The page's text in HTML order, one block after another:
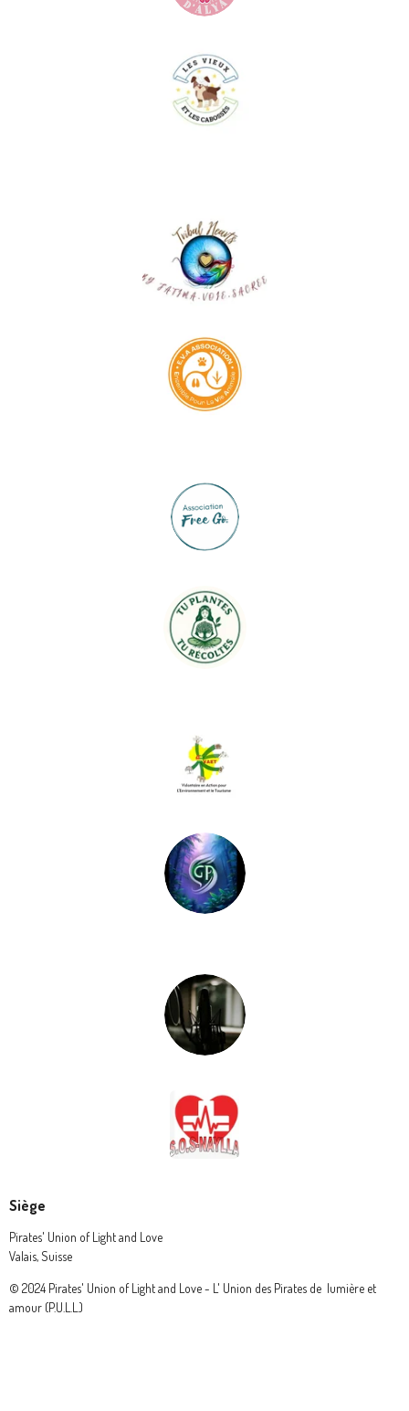
Siège
Pirates' Union of Light and Love
Valais, Suisse
© 2024 Pirates' Union of Light and Love - L' Union des Pirates de lumière et
amour (P.U.L.L.)